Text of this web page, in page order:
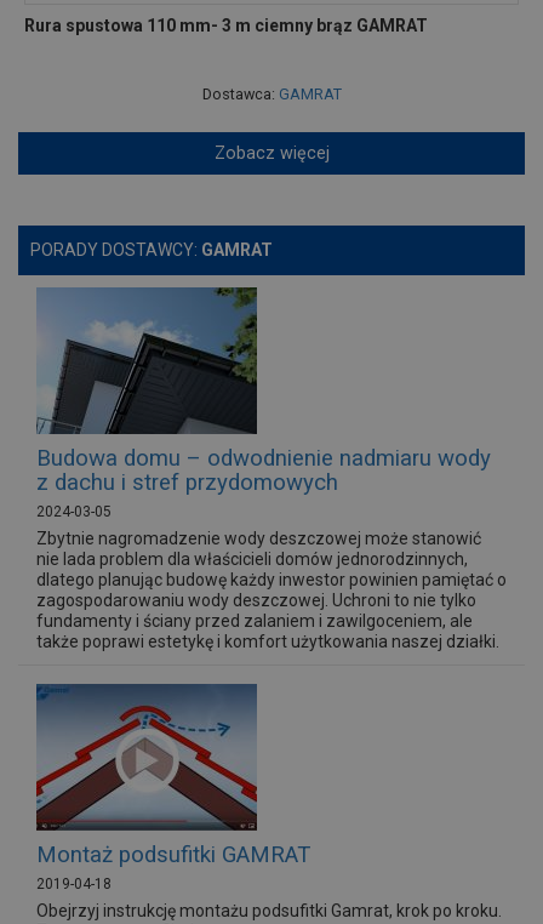
Rura spustowa 110 mm- 3 m ciemny brąz GAMRAT
Dostawca: GAMRAT
Zobacz więcej
PORADY DOSTAWCY: GAMRAT
Budowa domu – odwodnienie nadmiaru wody
z dachu i stref przydomowych
2024-03-05
Zbytnie nagromadzenie wody deszczowej może stanowić
nie lada problem dla właścicieli domów jednorodzinnych,
dlatego planując budowę każdy inwestor powinien pamiętać o
zagospodarowaniu wody deszczowej. Uchroni to nie tylko
fundamenty i ściany przed zalaniem i zawilgoceniem, ale
także poprawi estetykę i komfort użytkowania naszej działki.
Montaż podsufitki GAMRAT
2019-04-18
Obejrzyj instrukcję montażu podsufitki Gamrat, krok po kroku.